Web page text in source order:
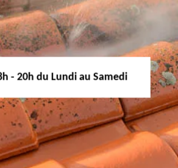
- 20h du Lundi au Samedi